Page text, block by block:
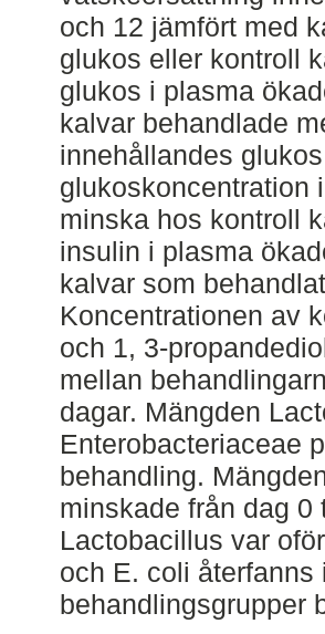
och 12 jämfört med
glukos eller kontroll
glukos i plasma
kalvar behandlade
innehållandes
glukoskoncentration
minska hos kontroll
insulin i plasma
kalvar som
Koncentrationen av
och 1, 3-
mellan
dagar. Mängden
Enterobacteriaceae
behandling.
minskade från dag 0
Lactobacillus var
och E. coli återfanns
behandlingsgrupper